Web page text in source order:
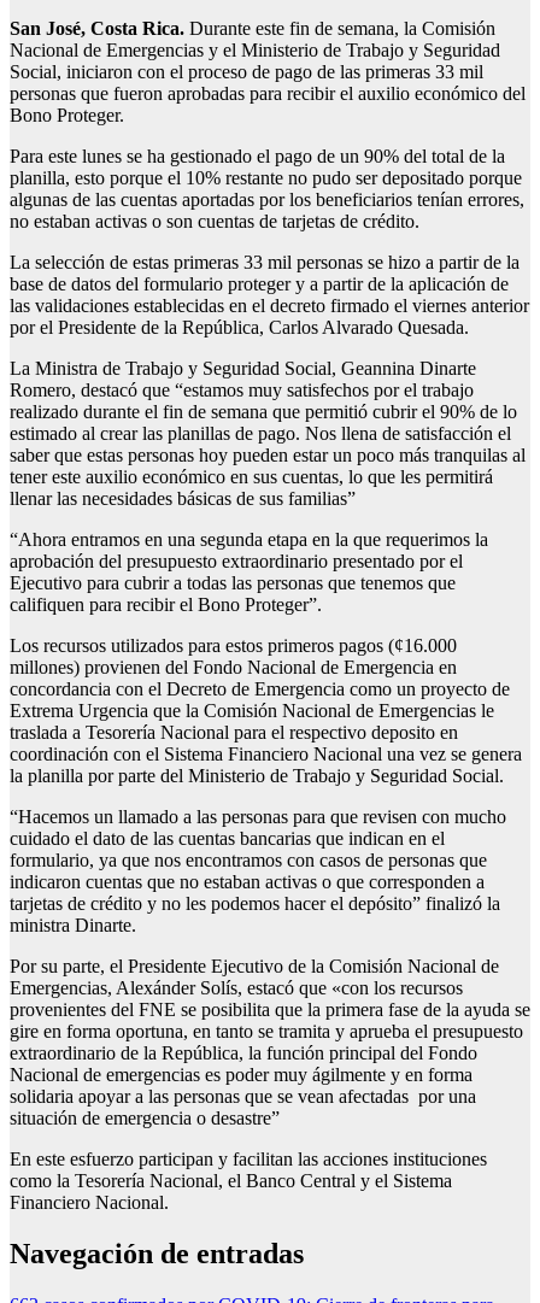
San José, Costa Rica. Durante este fin de semana, la Comisión
Nacional de Emergencias y el Ministerio de Trabajo y Seguridad
Social, iniciaron con el proceso de pago de las primeras 33 mil
personas que fueron aprobadas para recibir el auxilio económico del
Bono Proteger.
Para este lunes se ha gestionado el pago de un 90% del total de la
planilla, esto porque el 10% restante no pudo ser depositado porque
algunas de las cuentas aportadas por los beneficiarios tenían errores,
no estaban activas o son cuentas de tarjetas de crédito.
La selección de estas primeras 33 mil personas se hizo a partir de la
base de datos del formulario proteger y a partir de la aplicación de
las validaciones establecidas en el decreto firmado el viernes anterior
por el Presidente de la República, Carlos Alvarado Quesada.
La Ministra de Trabajo y Seguridad Social, Geannina Dinarte
Romero, destacó que “estamos muy satisfechos por el trabajo
realizado durante el fin de semana que permitió cubrir el 90% de lo
estimado al crear las planillas de pago. Nos llena de satisfacción el
saber que estas personas hoy pueden estar un poco más tranquilas al
tener este auxilio económico en sus cuentas, lo que les permitirá
llenar las necesidades básicas de sus familias”
“Ahora entramos en una segunda etapa en la que requerimos la
aprobación del presupuesto extraordinario presentado por el
Ejecutivo para cubrir a todas las personas que tenemos que
califiquen para recibir el Bono Proteger”.
Los recursos utilizados para estos primeros pagos (¢16.000
millones) provienen del Fondo Nacional de Emergencia en
concordancia con el Decreto de Emergencia como un proyecto de
Extrema Urgencia que la Comisión Nacional de Emergencias le
traslada a Tesorería Nacional para el respectivo deposito en
coordinación con el Sistema Financiero Nacional una vez se genera
la planilla por parte del Ministerio de Trabajo y Seguridad Social.
“Hacemos un llamado a las personas para que revisen con mucho
cuidado el dato de las cuentas bancarias que indican en el
formulario, ya que nos encontramos con casos de personas que
indicaron cuentas que no estaban activas o que corresponden a
tarjetas de crédito y no les podemos hacer el depósito” finalizó la
ministra Dinarte.
Por su parte, el Presidente Ejecutivo de la Comisión Nacional de
Emergencias, Alexánder Solís, estacó que «con los recursos
provenientes del FNE se posibilita que la primera fase de la ayuda se
gire en forma oportuna, en tanto se tramita y aprueba el presupuesto
extraordinario de la República, la función principal del Fondo
Nacional de emergencias es poder muy ágilmente y en forma
solidaria apoyar a las personas que se vean afectadas por una
situación de emergencia o desastre”
En este esfuerzo participan y facilitan las acciones instituciones
como la Tesorería Nacional, el Banco Central y el Sistema
Financiero Nacional.
Navegación de entradas